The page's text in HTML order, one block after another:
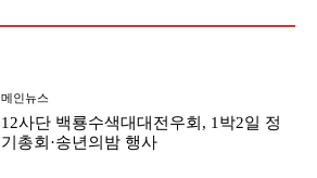
메인뉴스
12사단 백룡수색대대전우회, 1박2일 정
기총회·송년의밤 행사